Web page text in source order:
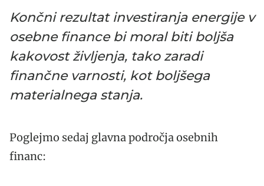
Končni rezultat investiranja energije v
osebne finance bi moral biti boljša
kakovost življenja, tako zaradi
finančne varnosti, kot boljšega
materialnega stanja.
Poglejmo sedaj glavna področja osebnih
financ: